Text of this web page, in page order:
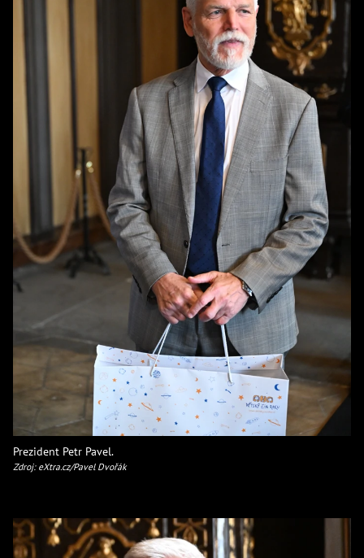
Prezident Petr Pavel.
Zdroj: eXtra.cz/Pavel Dvořák